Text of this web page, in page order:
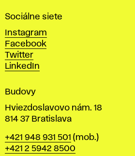
ý
c
h
u
m
e
í
v
r
a
Sociálne siete
Instagram
Facebook
Twitter
LinkedIn
Budovy
Hviezdoslavovo nám. 18
814 37 Bratislava
Telefón
+421 948 931 501 (mob.)
+421 2 5942 8500